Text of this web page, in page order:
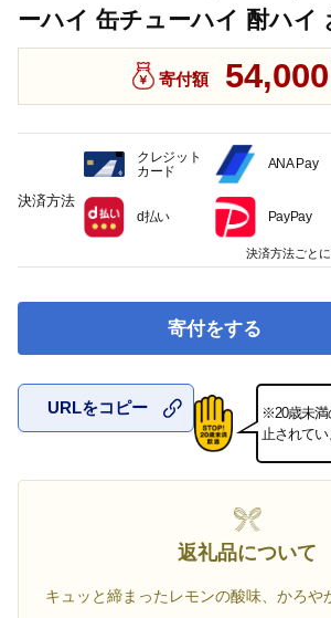
ーハイ 缶チューハイ 酎ハイ
寄付額
寄付をする
URLをコピー
※20歳未満
止されてい
返礼品について
キュッと締まったレモンの酸味、かろや
決済方法
クレジット
カード
ANA Pay
d払い PayPay
決済方法ごと